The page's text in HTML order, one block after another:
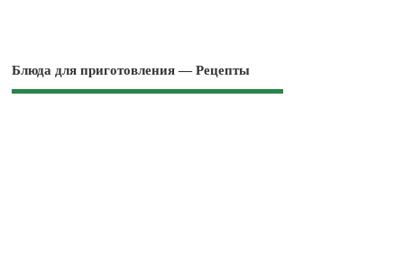
Блюда для приготовления — Рецепты